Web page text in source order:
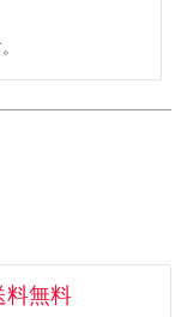
料無料